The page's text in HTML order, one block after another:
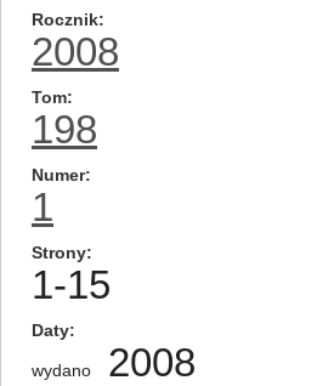
Rocznik
2008
Tom
198
Numer
1
Strony
1-15
Daty
wydano 2008